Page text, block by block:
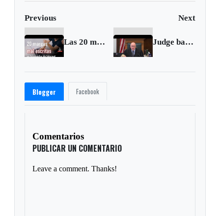
Previous Next
Las 20 marcas más mal escritas en búsquedas de Internet Judge bans MSNBC from Rittenhouse trial
Blogger Facebook
Comentarios
PUBLICAR UN COMENTARIO
Leave a comment. Thanks!